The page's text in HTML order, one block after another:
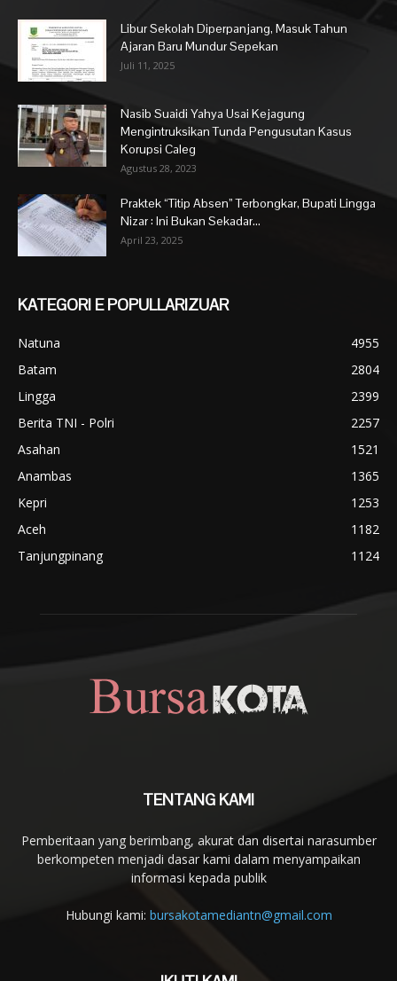
Libur Sekolah Diperpanjang, Masuk Tahun
Ajaran Baru Mundur Sepekan
Juli 11, 2025
Nasib Suaidi Yahya Usai Kejagung
Mengintruksikan Tunda Pengusutan Kasus
Korupsi Caleg
Agustus 28, 2023
Praktek “Titip Absen” Terbongkar, Bupati Lingga
Nizar : Ini Bukan Sekadar...
April 23, 2025
KATEGORI E POPULLARIZUAR
Natuna
4955
Batam
2804
Lingga
2399
Berita TNI - Polri
2257
Asahan
1521
Anambas
1365
Kepri
1253
Aceh
1182
Tanjungpinang
1124
TENTANG KAMI
Pemberitaan yang berimbang, akurat dan disertai narasumber
berkompeten menjadi dasar kami dalam menyampaikan
informasi kepada publik
Hubungi kami: bursakotamediantn@gmail.com